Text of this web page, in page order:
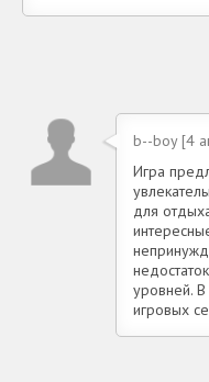
b--boy [4
Игра
для
уровней.
игровых